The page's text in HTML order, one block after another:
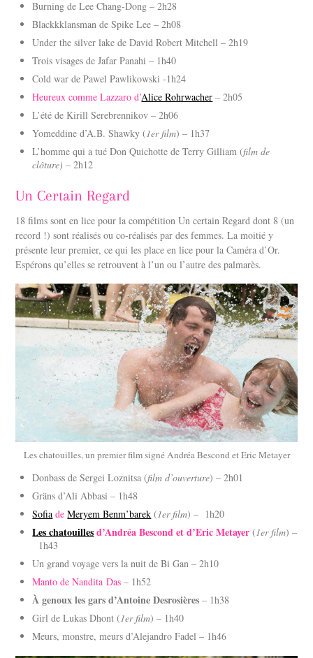
Burning de Lee Chang-Dong – 2h28
Blackkklansman de Spike Lee – 2h08
Under the silver lake de David Robert Mitchell – 2h19
Trois visages de Jafar Panahi – 1h40
Cold war de Pawel Pawlikowski -1h24
Heureux comme Lazzaro d’Alice Rohrwacher – 2h05
L’été de Kirill Serebrennikov – 2h06
Yomeddine d’A.B. Shawky (1er film) – 1h37
L’homme qui a tué Don Quichotte de Terry Gilliam (film de
clôture) –2h12
Un Certain Regard
18 films sont en lice pour la compétition Un certain Regard dont 8 (un
record !) sont réalisés ou co-réalisés par des femmes. La moitié y
présente leur premier, ce qui les place en lice pour la Caméra d’Or.
Espérons qu’elles se retrouvent à l’un ou l’autre des palmarès.
Les chatouilles, un premier film signé Andréa Bescond et Eric Metayer
Donbass de Sergei Loznitsa (film d’ouverture) – 2h01
Gräns d’Ali Abbasi – 1h48
Sofia deMeryem Benm’barek (1er film) – 1h20
Les chatouillesd’Andréa Bescond et d’Eric Metayer (1er film) –
1h43
Un grand voyage vers la nuit de Bi Gan – 2h10
Manto de Nandita Das – 1h52
À genoux les gars d’Antoine Desrosières – 1h38
Girl de Lukas Dhont (1er film) – 1h40
Meurs, monstre, meurs d’Alejandro Fadel – 1h46